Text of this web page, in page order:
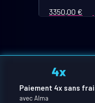
3350,00 €
Paiement 4x sans
avec Alma